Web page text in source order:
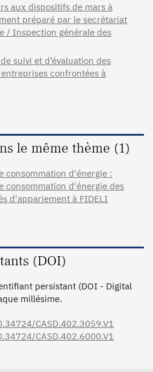
aux dispositifs de mars à
préparé par le secrétariat
/ Inspection générale des
suivi et d’évaluation des
confrontées à
le même thème (1)
consommation d'énergie :
consommation d'énergie des
d'appariement à FIDELI
(DOI)
persistant (DOI - Digital
millésime.
CASD.402.3059.V1
CASD.402.6000.V1